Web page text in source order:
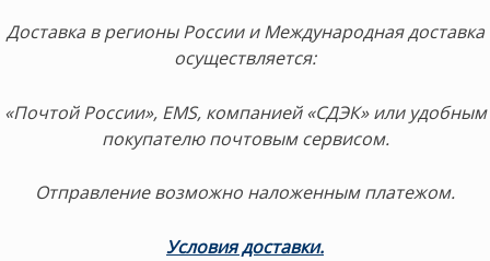
Доставка в регионы России и Международная доставка
осуществляется:
«Почтой России», EMS, компанией «СДЭК» или удобным
покупателю почтовым сервисом.
Отправление возможно наложенным платежом.
Условия доставки.